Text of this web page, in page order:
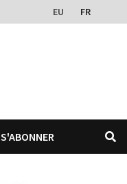
EU FR
S'ABONNER